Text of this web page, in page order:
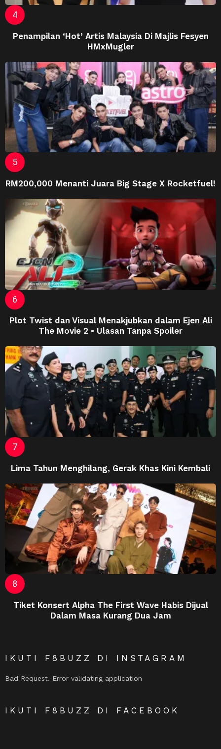
Penampilan ‘Hot’ Artis Malaysia Di Majlis Fesyen
HMxMugler
RM200,000 Menanti Juara Big Stage X Rocketfuel!
Plot Twist dan Visual Menakjubkan dalam Ejen Ali
The Movie 2 • Ulasan Tanpa Spoiler
Lima Tahun Menghilang, Gerak Khas Kini Kembali
Tiket Konsert Alpha The First Wave Habis Dijual
Dalam Masa Kurang Dua Jam
IKUTI F8BUZZ DI INSTAGRAM
Bad Request. Error validating application
IKUTI F8BUZZ DI FACEBOOK